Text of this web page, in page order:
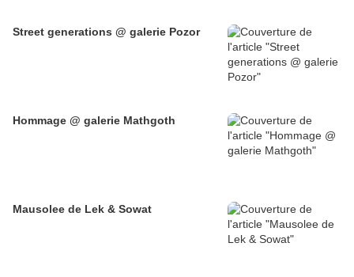
Street generations @ galerie Pozor
Hommage @ galerie Mathgoth
Mausolee de Lek & Sowat